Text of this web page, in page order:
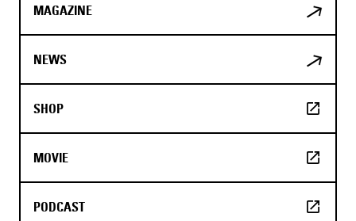
MAGAZINE
NEWS
SHOP
MOVIE
PODCAST